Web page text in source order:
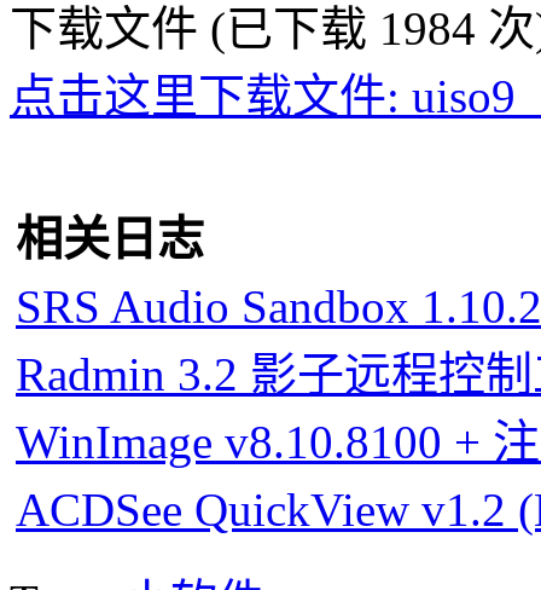
下载文件 (已下载 1984
点击这里下载文件:
相关日志
SRS Audio Sandbox
Radmin 3.2 影子远程控
WinImage v8.10.8100 +
ACDSee QuickView v1.2